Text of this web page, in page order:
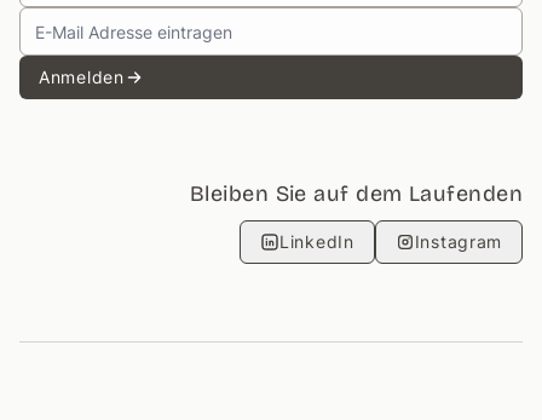
Anmelden
Bleiben Sie auf dem Laufenden
LinkedIn Instagram